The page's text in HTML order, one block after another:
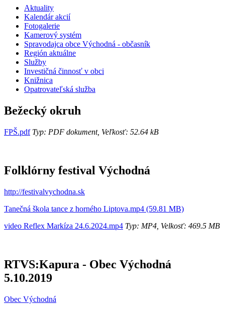
Aktuality
Kalendár akcií
Fotogalerie
Kamerový systém
Spravodajca obce Východná - občasník
Región aktuálne
Služby
Investičná činnosť v obci
Knižnica
Opatrovateľská služba
Bežecký okruh
FPŠ.pdfTyp: PDF dokument, Veľkosť: 52.64 kB
Folklórny festival Východná
http://festivalvychodna.sk
Tanečná škola tance z horného Liptova.mp4 (59.81 MB)
video Reflex Markíza 24.6.2024.mp4 Typ: MP4, Velkosť: 469.5 MB
RTVS:Kapura - Obec Východná
5.10.2019
Obec Východná